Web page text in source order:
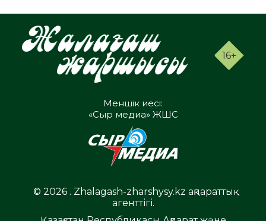
16+
Меншік иесі:
«Сыр медиа» ЖШС
© 2026 . Zhalagash-zharshysy.kz ақпараттық
агенттігі.